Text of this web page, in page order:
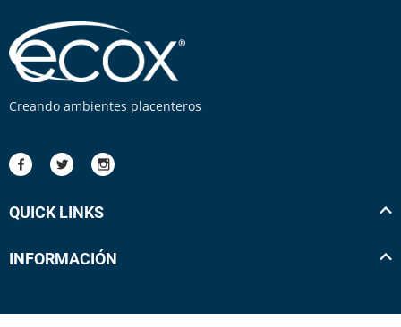
Creando ambientes placenteros
QUICK LINKS
INFORMACIÓN